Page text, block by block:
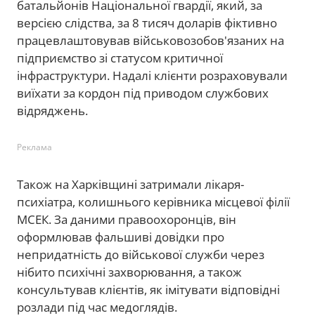
батальйонів Національної гвардії, який, за
версією слідства, за 8 тисяч доларів фіктивно
працевлаштовував військовозобов'язаних на
підприємство зі статусом критичної
інфраструктури. Надалі клієнти розраховували
виїхати за кордон під приводом службових
відряджень.
Реклама
Також на Харківщині затримали лікаря-
психіатра, колишнього керівника місцевої філії
МСЕК. За даними правоохоронців, він
оформлював фальшиві довідки про
непридатність до військової служби через
нібито психічні захворювання, а також
консультував клієнтів, як імітувати відповідні
розлади під час медоглядів.